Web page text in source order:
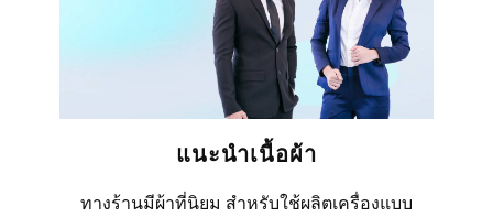
แนะนำเนื้อผ้า
ทางร้านมีผ้าที่นิยม สำหรับใช้ผลิตเครื่องแบบ